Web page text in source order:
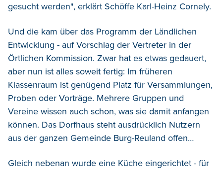
gesucht werden", erklärt Schöffe Karl-Heinz Cornely.
Und die kam über das Programm der Ländlichen
Entwicklung - auf Vorschlag der Vertreter in der
Örtlichen Kommission. Zwar hat es etwas gedauert,
aber nun ist alles soweit fertig: Im früheren
Klassenraum ist genügend Platz für Versammlungen,
Proben oder Vorträge. Mehrere Gruppen und
Vereine wissen auch schon, was sie damit anfangen
können. Das Dorfhaus steht ausdrücklich Nutzern
aus der ganzen Gemeinde Burg-Reuland offen…
Gleich nebenan wurde eine Küche eingerichtet - für